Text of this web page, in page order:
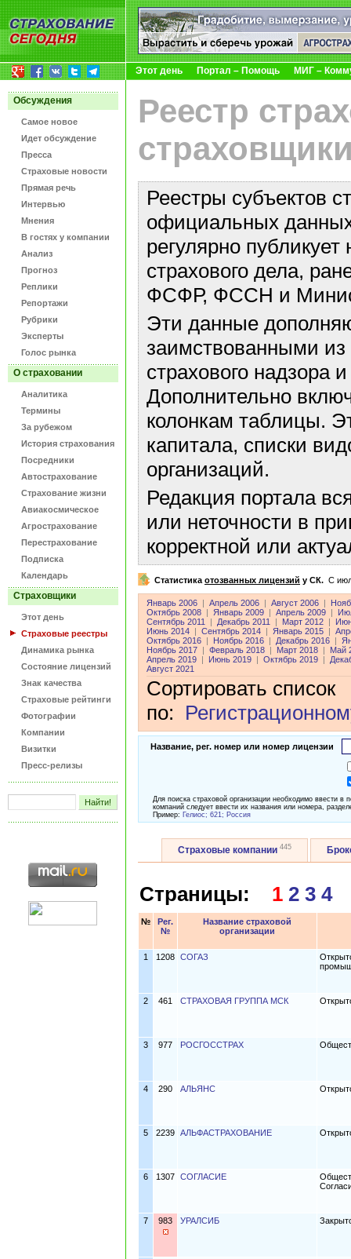
Этот день Портал – Помощь МИГ –
Обсуждения
Самое новое
Идет обсуждение
Пресса
Страховые новости
Прямая речь
Интервью
Мнения
В гостях у компании
Анализ
Прогноз
Реплики
Репортажи
Рубрики
Эксперты
Голос рынка
О страховании
Аналитика
Термины
За рубежом
История страхования
Посредники
Автострахование
Страхование жизни
Авиакосмическое
Агрострахование
Перестрахование
Подписка
Календарь
Страховщики
Этот день
Страховые реестры
Динамика рынка
Состояние лицензий
Знак качества
Страховые рейтинги
Фотографии
Компании
Визитки
Пресс-релизы
Реестр
Реестры субъектов
официальных данных
регулярно
страхового дела,
ФСФР, ФССН и
Эти данные
заимствованными
страхового надзора
Дополнительно
колонкам таблицы.
капитала, списки
организаций.
Редакция портала
или неточности в
корректной или
Статистика отозванных лицензий у СК. C
Январь 2006 Апрель 2006 Август 2006
Октябрь 2008
Январь 2009 Апрель 2009
Сентябрь 2011
Декабрь 2011 Март 2012
Июнь 2014
Сентябрь 2014 Январь 2015
Октябрь 2016
Ноябрь 2016 Декабрь 2016
Ноябрь 2017
Февраль 2018 Март 2018
Май
Апрель 2019
Июнь 2019 Октябрь 2019
Август 2021
Сортировать список
по:
Название, рег. номер или номер лицензии
Для поиска страховой организации необходимо ввести
компаний следует ввести их названия или номера,
Пример: Гелиос; 621; Россия
Страховые компании 445
Страницы: 1 2 3 4
№
Рег.
№
Название страховой
организации
1 1208 СОГАЗ
2 461 СТРАХОВАЯ ГРУППА МСК
3 977 РОСГОССТРАХ
4 290 АЛЬЯНС
5 2239 АЛЬФАСТРАХОВАНИЕ
6 1307 СОГЛАСИЕ
7 983 УРАЛСИБ